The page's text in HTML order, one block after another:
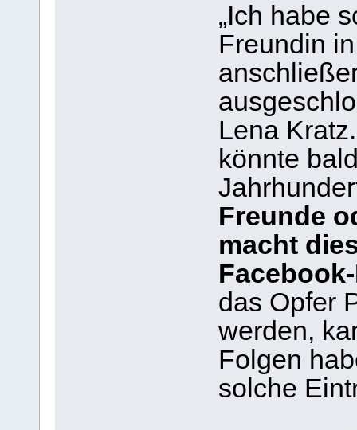
„Ich habe
Freundin
Lena
könnte
Freunde
macht
das Opfer
werden,
Folgen
solche